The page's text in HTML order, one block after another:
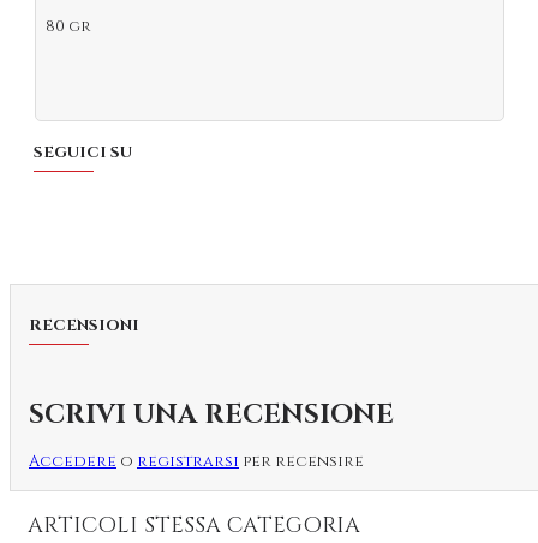
80 gr
SEGUICI SU
RECENSIONI
SCRIVI UNA RECENSIONE
Accedere o registrarsi per recensire
ARTICOLI STESSA CATEGORIA